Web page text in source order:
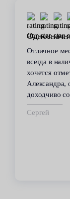
Отличное
всегда в
хочется
Александра,
доходчиво
Сергей